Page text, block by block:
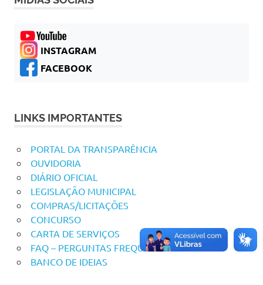
INSTAGRAM
FACEBOOK
LINKS IMPORTANTES
PORTAL DA TRANSPARÊNCIA
OUVIDORIA
DIÁRIO OFICIAL
LEGISLAÇÃO MUNICIPAL
COMPRAS/LICITAÇÕES
CONCURSO
CARTA DE SERVIÇOS
FAQ – PERGUNTAS FREQUENTES
BANCO DE IDEIAS